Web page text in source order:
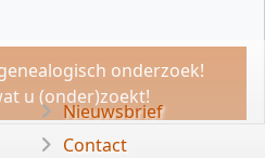
onderzoek!
u (onder)zoekt!
Nieuwsbrief
Contact